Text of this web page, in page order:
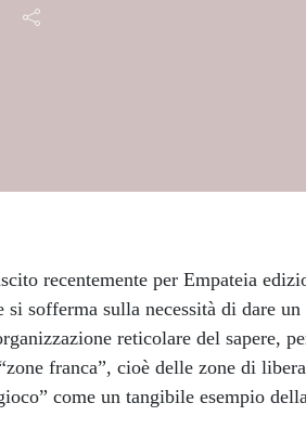
recentemente per Empateia
sofferma sulla necessità di dare
reticolare del sapere,
franca”, cioè delle zone di
come un tangibile esempio